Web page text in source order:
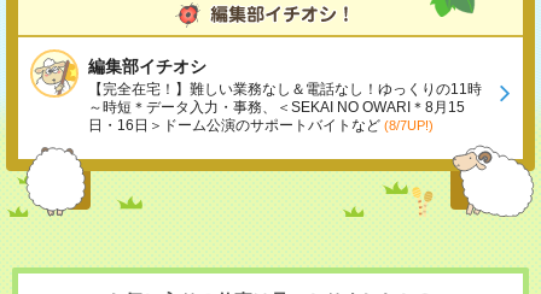
編集部イチオシ
【完全在宅！】難しい業務なし＆電話なし！ゆっくりの11時
～時短＊データ入力・事務、＜SEKAI NO OWARI＊8月15
日・16日＞ドーム公演のサポートバイトなど (8/7UP!)